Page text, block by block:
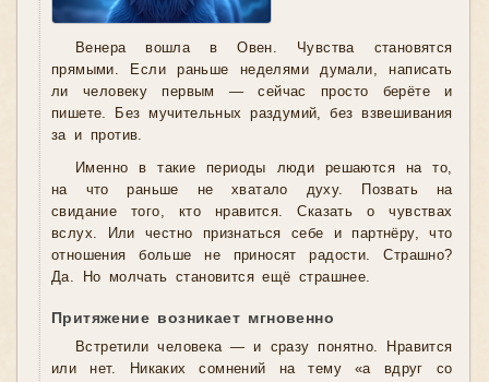
Венера вошла в Овен. Чувства становятся
прямыми. Если раньше неделями думали, написать
ли человеку первым — сейчас просто берёте и
пишете. Без мучительных раздумий, без взвешивания
за и против.
Именно в такие периоды люди решаются на то,
на что раньше не хватало духу. Позвать на
свидание того, кто нравится. Сказать о чувствах
вслух. Или честно признаться себе и партнёру, что
отношения больше не приносят радости. Страшно?
Да. Но молчать становится ещё страшнее.
Притяжение возникает мгновенно
Встретили человека — и сразу понятно. Нравится
или нет. Никаких сомнений на тему «а вдруг со